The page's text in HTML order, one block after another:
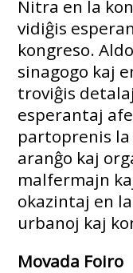
Nitra en la
vidiĝis
kongreso.
sinagogo kaj
troviĝis
esperantaj
partoprenis
aranĝo kaj
malfermajn
okazintaj en
urbanoj kaj
Movada Foiro